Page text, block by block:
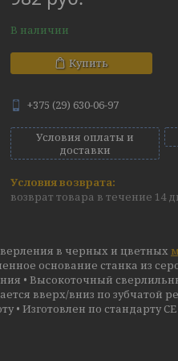
В наличии
Купить
+375 (29) 630-06-97
Условия оплаты и
доставки
возврат товара в течение 14
в черных и цветных
основание станка из
• Высокоточный
вверх/вниз по зубчатой
• Изготовлен по стандарту СЕ